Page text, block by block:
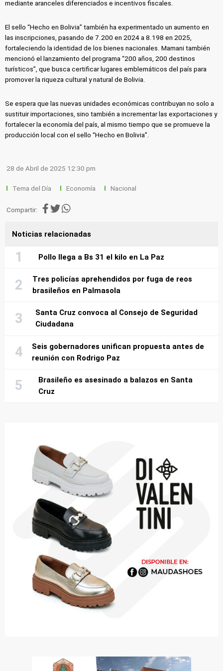
mediante aranceles diferenciados e incentivos fiscales.
El sello “Hecho en Bolivia” también ha experimentado un aumento en
las inscripciones, pasando de 7.200 en 2024 a 8.198 en 2025,
fortaleciendo la identidad de los bienes nacionales. Mamani también
mencionó el lanzamiento del programa “200 años, 200 destinos
turísticos”, que busca certificar lugares emblemáticos del país para
promover la riqueza cultural y natural de Bolivia.
Se espera que las nuevas unidades económicas contribuyan no solo a
sustituir importaciones, sino también a incrementar las exportaciones y
fortalecer la economía del país, al mismo tiempo que se promueve la
producción local con el sello “Hecho en Bolivia”.
28 de Abril de 2025 12:30 pm
Tema del Día Economía Nacional
Compartir:
Noticias relacionadas
Pollo llega a Bs 31 el kilo en La Paz
Tres policías aprehendidos por fuga de reos
brasileños en Palmasola
Santa Cruz convoca al Consejo de Seguridad
Ciudadana
Seis gobernadores unifican propuesta antes de
reunión con Rodrigo Paz
Brasileño es asesinado a balazos en Santa
Cruz